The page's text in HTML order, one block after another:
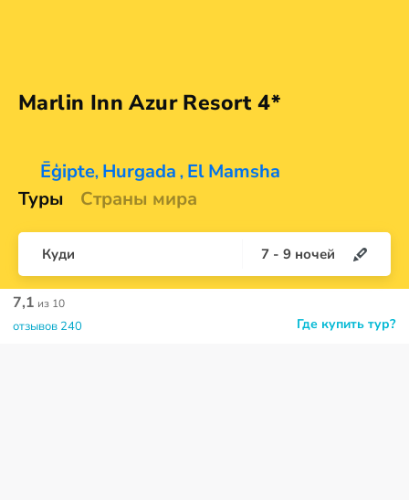
Marlin Inn AzurResort 4*
Ēģipte, Hurgada , El Mamsha
Туры
Страны мира
Куди 7 - 9 ночей
Где купить тур?
7,1 из 10
отзывов 240